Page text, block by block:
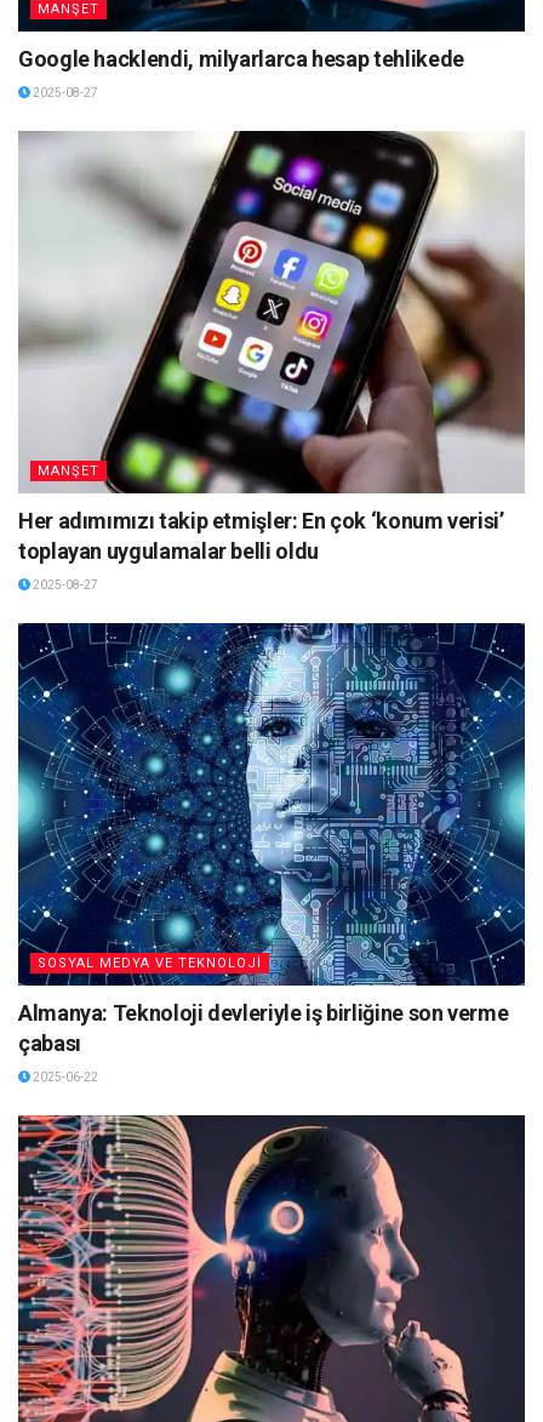
MANŞET
Google hacklendi, milyarlarca hesap tehlikede
2025-08-27
MANŞET
Her adımımızı takip etmişler: En çok ‘konum verisi’
toplayan uygulamalar belli oldu
2025-08-27
SOSYAL MEDYA VE TEKNOLOJİ
Almanya: Teknoloji devleriyle iş birliğine son verme
çabası
2025-06-22